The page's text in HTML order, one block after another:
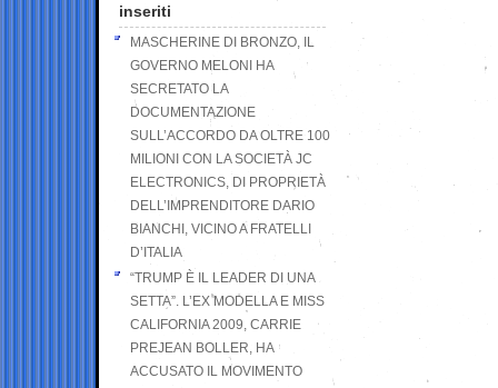
inseriti
MASCHERINE DI BRONZO, IL
GOVERNO MELONI HA
SECRETATO LA
DOCUMENTAZIONE
SULL’ACCORDO DA OLTRE 100
MILIONI CON LA SOCIETÀ JC
ELECTRONICS, DI PROPRIETÀ
DELL’IMPRENDITORE DARIO
BIANCHI, VICINO A FRATELLI
D’ITALIA
“TRUMP È IL LEADER DI UNA
SETTA”. L’EX MODELLA E MISS
CALIFORNIA 2009, CARRIE
PREJEAN BOLLER, HA
ACCUSATO IL MOVIMENTO